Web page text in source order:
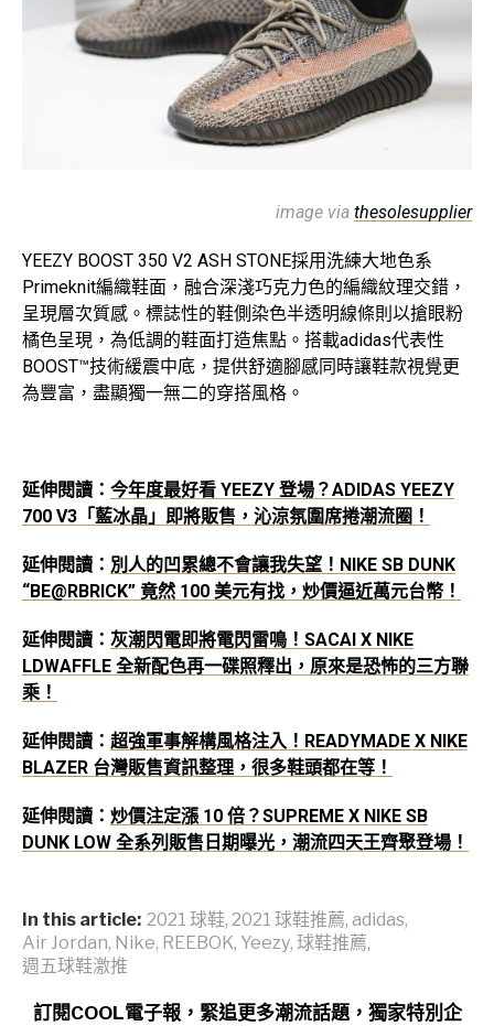
image via thesolesupplier
YEEZY BOOST 350 V2 ASH STONE採用洗練大地色系
Primeknit編織鞋面，融合深淺巧克力色的編織紋理交錯，
呈現層次質感。標誌性的鞋側染色半透明線條則以搶眼粉
橘色呈現，為低調的鞋面打造焦點。搭載adidas代表性
BOOST™技術緩震中底，提供舒適腳感同時讓鞋款視覺更
為豐富，盡顯獨一無二的穿搭風格。
延伸閱讀： 今年度最好看 YEEZY 登場？ADIDAS YEEZY
700 V3「藍冰晶」即將販售，沁涼氛圍席捲潮流圈！
延伸閱讀： 別人的凹累總不會讓我失望！NIKE SB DUNK
“BE@RBRICK” 竟然 100 美元有找，炒價逼近萬元台幣！
延伸閱讀： 灰潮閃電即將電閃雷鳴！SACAI X NIKE
LDWAFFLE 全新配色再一碟照釋出，原來是恐怖的三方聯
乘！
延伸閱讀： 超強軍事解構風格注入！READYMADE X NIKE
BLAZER 台灣販售資訊整理，很多鞋頭都在等！
延伸閱讀： 炒價注定漲 10 倍？SUPREME X NIKE SB
DUNK LOW 全系列販售日期曝光，潮流四天王齊聚登場！
In this article: 2021 球鞋, 2021 球鞋推薦, adidas,
Air Jordan, Nike, REEBOK, Yeezy, 球鞋推薦,
週五球鞋激推
訂閱COOL電子報，緊追更多潮流話題，獨家特別企